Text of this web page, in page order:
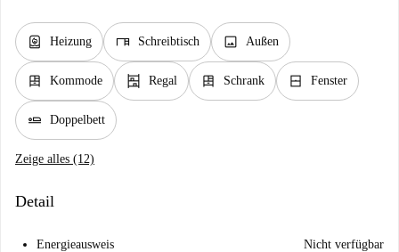
water_heater Heizung desk Schreibtisch image Außen
dresser Kommode shelves Regal dresser Schrank window_closed Fenster
airline_seat_flat Doppelbett
Zeige alles (12)
Detail
Energieausweis Nicht verfügbar